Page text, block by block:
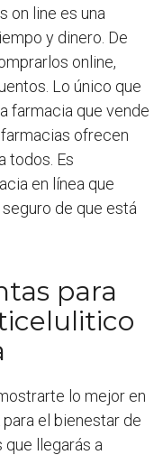
on line es una
y dinero. De
online,
Lo único que
farmacia que vende
ofrecen
todos. Es
en línea que
de que está
para
lo mejor en
para el bienestar de
llegarás a